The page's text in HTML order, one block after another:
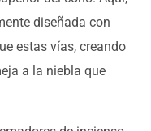
diseñada con
estas vías, creando
a la niebla que